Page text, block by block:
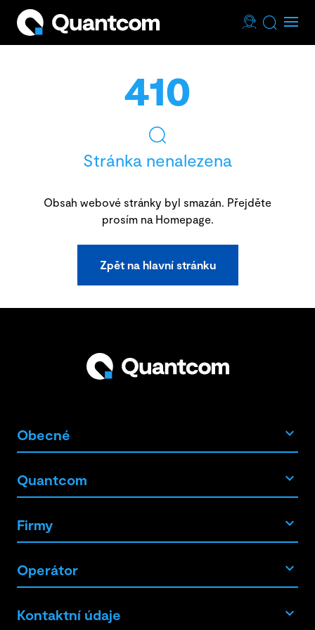
410
Stránka nenalezena
Obsah webové stránky byl smazán. Přejděte
prosím na Homepage.
Zpět na hlavní stránku
Obecné
Quantcom
Firmy
Operátor
Kontaktní údaje